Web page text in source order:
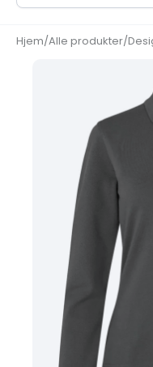
Hjem/Alle produkter/